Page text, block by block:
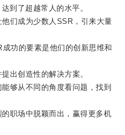
到了超越常人的水平。
们成为少数人SSR，引来大量
功的要素是他们的创新思维和
创造性的解决方案。
从不同的角度看问题，找到
职场中脱颖而出，赢得更多机